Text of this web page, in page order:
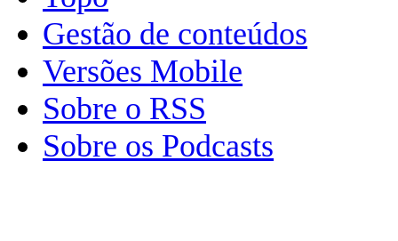
Gestão de conteúdos
Versões Mobile
Sobre o RSS
Sobre os Podcasts